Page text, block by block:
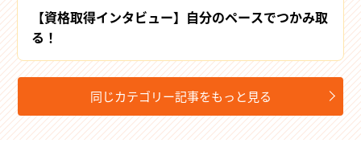
【資格取得インタビュー】自分のペースでつかみ取
る！
同じカテゴリー記事をもっと見る